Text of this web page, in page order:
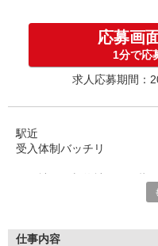
応募画
1分で応
求人応募期間：
駅近
受入体制バッチリ
一定期間を派遣社員として
仕事内容